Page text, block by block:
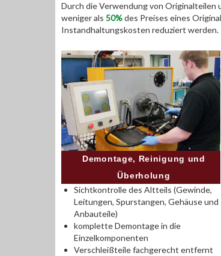
Durch die Verwendung von
weniger als 50%des Preises eines
Instandhaltungskosten reduziert werden.
Demontage, Reinigung und
Überholung
Sichtkontrolle des Altteils (Gewinde,
Leitungen, Spurstangen, Gehäuse und
Anbauteile)
komplette Demontage in die
Einzelkomponenten
Verschleißteile fachgerecht entfernt